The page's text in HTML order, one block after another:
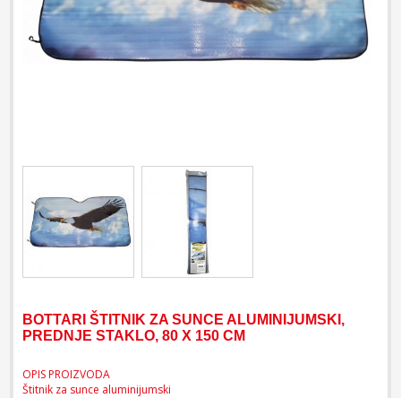
BOTTARI ŠTITNIK ZA SUNCE ALUMINIJUMSKI,
PREDNJE STAKLO, 80 X 150 CM
OPIS PROIZVODA
Štitnik za sunce aluminijumski